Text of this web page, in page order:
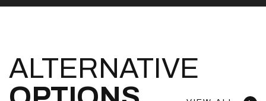
ALTERNATIVE